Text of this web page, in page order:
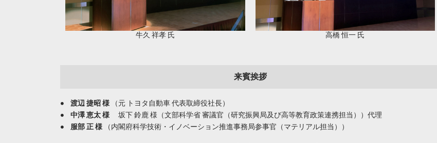
牛久 祥孝 氏 高橋 恒一 氏
来賓挨拶
渡辺 捷昭 様（元 トヨタ自動車 代表取締役社長）
中澤 恵太 様坂下 鈴鹿 様（文部科学省 審議官（研究振興局及び高等教育政策連携担当））代理
服部 正 様（内閣府科学技術・イノベーション推進事務局参事官（マテリアル担当））